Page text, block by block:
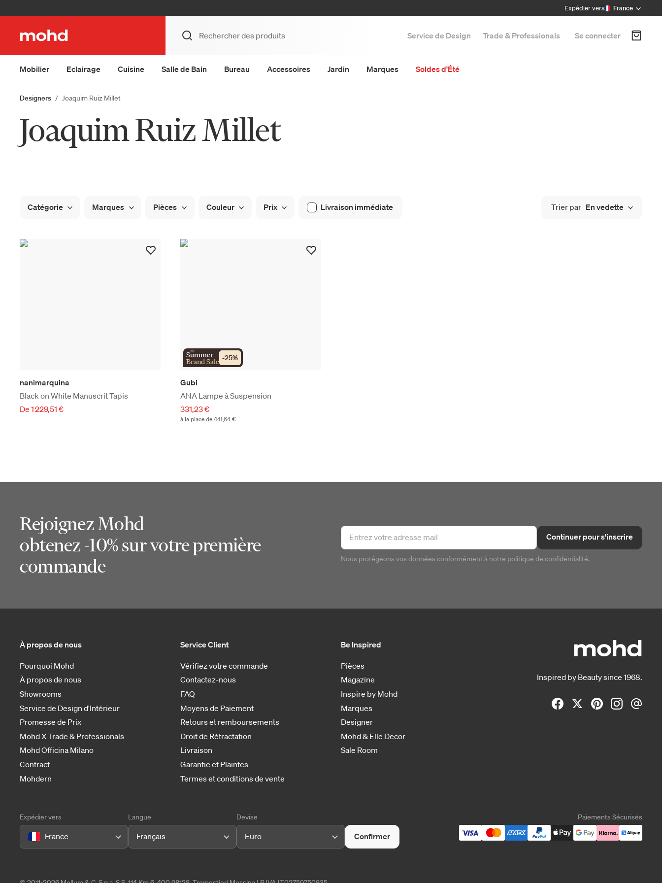
Expédier vers France
Service de Design Trade & Professionals Se connecter
Mobilier Eclairage Cuisine Salle de Bain Bureau Accessoires Jardin Marques Soldes d'Été
Designers Joaquim Ruiz Millet
Joaquim Ruiz Millet
Catégorie Marques Pièces Couleur Prix Livraison immédiate Trier par En vedette
nanimarquina
Black on White Manuscrit Tapis
De 1 229,51 €
the
Summer
Brand Sale -25%
Gubi
ANA Lampe à Suspension
331,23 €
à la place de 441,64 €
Rejoignez Mohd
obtenez -10% sur votre première
commande
Continuer pour s'inscrire
Nous protégeons vos données conformément à notre politique de confidentialité.
Inspired by Beauty since 1968.
À propos de nous
Pourquoi Mohd
À propos de nous
Showrooms
Service de Design d'Intérieur
Promesse de Prix
Mohd X Trade & Professionals
Mohd Officina Milano
Contract
Mohdern
Service Client
Vérifiez votre commande
Contactez-nous
FAQ
Moyens de Paiement
Retours et remboursements
Droit de Rétractation
Livraison
Garantie et Plaintes
Termes et conditions de vente
Be Inspired
Pièces
Magazine
Inspire by Mohd
Marques
Designer
Mohd & Elle Decor
Sale Room
Expédier vers
France
Langue
Français
Devise
Euro Confirmer
Paiements Sécurisés